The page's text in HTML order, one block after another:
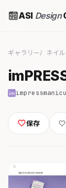
ASI Design
ギャラリー ネイ
保存 ♡